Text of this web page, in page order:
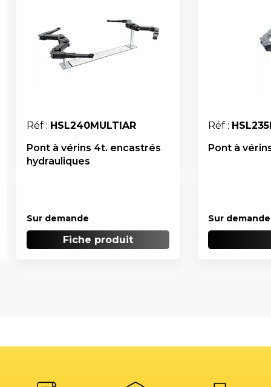
Réf : HSL240MULTIAR
Pont à vérins 4t. encastrés
hydrauliques
Sur demande
Fiche produit
Réf :
Pont à
Sur demande